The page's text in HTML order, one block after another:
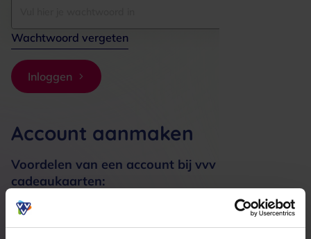
Wachtwoord vergeten
Inloggen
Account aanmaken
Voordelen van een account bij vvv
cadeaukaarten:
Meerdere adressen registreren